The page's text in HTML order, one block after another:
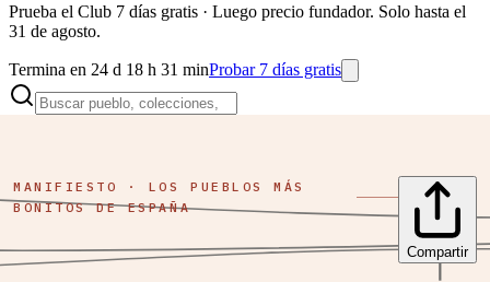
Prueba el Club 7 días gratis · Luego precio fundador. Solo hasta el
31 de agosto.
Termina en 24 d 18 h 31 minProbar 7 días gratis
MANIFIESTO · LOS PUEBLOS MÁS
BONITOS DE ESPAÑA
Compartir